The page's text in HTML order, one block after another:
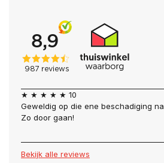
★ ★ ★ ★ ★ 10
Geweldig op die ene beschadiging na
Zo door gaan!
Bekijk alle reviews